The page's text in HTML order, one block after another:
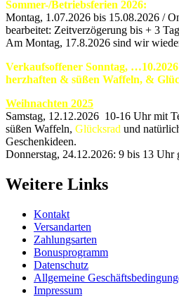
Sommer-/Betriebsferien 2026:
Montag, 1.07.2026 bis 15.08.2026 /
bearbeitet: Zeitverzögerung bis + 3
Am Montag, 17.8.2026 sind wir
Verkaufsoffener Sonntag,
herzhaften & süßen Waffeln, &
Weihnachten 2025
Samstag, 12.12.2026 10-16 Uhr mit
süßen Waffeln, Glücksrad und
Geschenkideen.
Donnerstag, 24.12.2026: 9 bis 13 Uhr
Weitere Links
Kontakt
Versandarten
Zahlungsarten
Bonusprogramm
Datenschutz
Allgemeine
Impressum